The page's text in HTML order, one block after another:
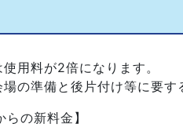
用料が2倍になります。
の準備と後片付け等に要す
らの新料金】